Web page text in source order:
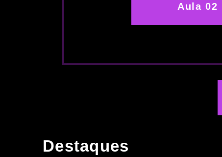
Aula 02
Destaques